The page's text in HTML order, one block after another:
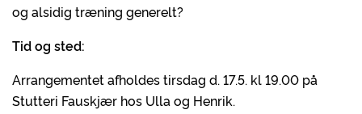
og alsidig træning generelt?
Tid og sted:
Arrangementet afholdes tirsdag d. 17.5. kl 19.00 på
Stutteri Fauskjær hos Ulla og Henrik.